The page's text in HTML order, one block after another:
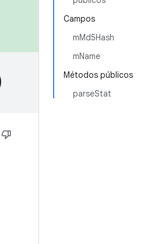
Campos
mMd5Hash
mName
Métodos públicos
parseStat